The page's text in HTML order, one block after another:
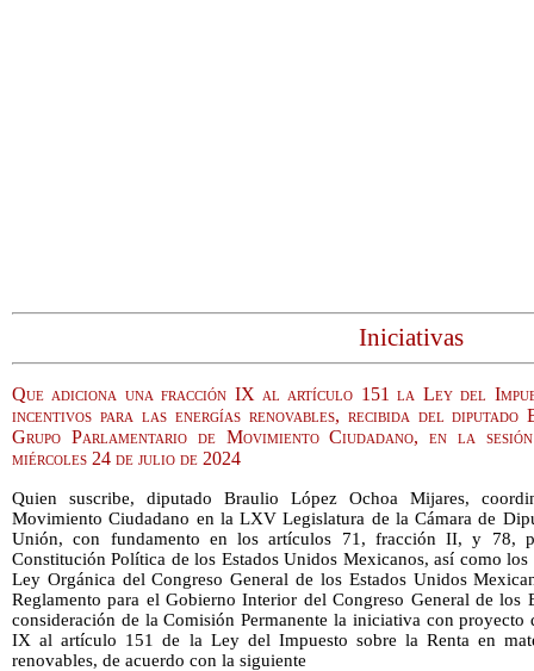
Iniciativas
Que adiciona una fracción IX al artículo 151 la Ley del
incentivos para las energías renovables, recibida del
Grupo Parlamentario de Movimiento Ciudadano, en la
miércoles 24 de julio de 2024
Quien suscribe, diputado Braulio López Ochoa Mijares,
Movimiento Ciudadano en la LXV Legislatura de la Cámara de
Unión, con fundamento en los artículos 71, fracción II, y 78,
Constitución Política de los Estados Unidos Mexicanos, así como
Ley Orgánica del Congreso General de los Estados Unidos
Reglamento para el Gobierno Interior del Congreso General de los
consideración de la Comisión Permanente la iniciativa con
IX al artículo 151 de la Ley del Impuesto sobre la Renta en
renovables, de acuerdo con la siguiente